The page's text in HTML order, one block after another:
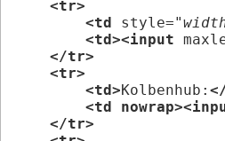
<tr>
<td style=
<td><input
</tr>
<tr>
<td>Kolbenhub:
<td
</tr>